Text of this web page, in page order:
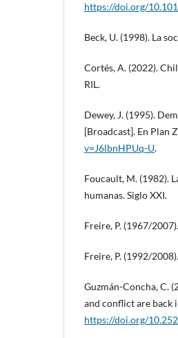
https://doi.org/
Beck, U. (1998). La
Cortés, A. (2022).
RIL.
Dewey, J. (1995).
[Broadcast]. En Plan
v=J6lbnHPUq-U.
Foucault, M. (1982).
humanas. Siglo XXI.
Freire, P. (1967/
Freire, P. (1992/
Guzmán-Concha, C.
and conflict are back
https://doi.org/